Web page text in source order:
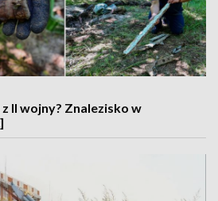
II wojny? Znalezisko w